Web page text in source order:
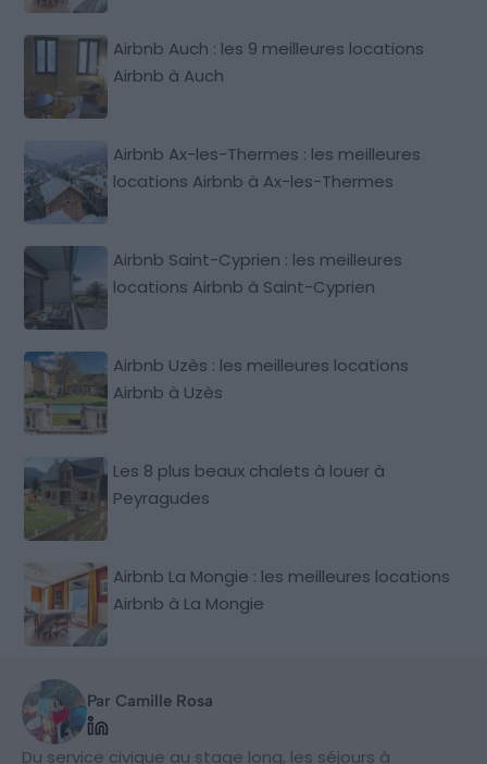
Airbnb Auch : les 9 meilleures locations
Airbnb à Auch
Airbnb Ax-les-Thermes : les meilleures
locations Airbnb à Ax-les-Thermes
Airbnb Saint-Cyprien : les meilleures
locations Airbnb à Saint-Cyprien
Airbnb Uzès : les meilleures locations
Airbnb à Uzès
Les 8 plus beaux chalets à louer à
Peyragudes
Airbnb La Mongie : les meilleures locations
Airbnb à La Mongie
Par Camille Rosa
Du service civique au stage long, les séjours à